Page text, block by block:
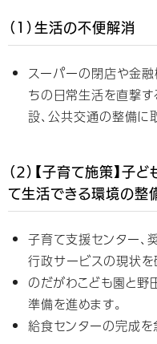
（1）生活の不便解消
スーパーの閉店や金
ちの日常生活を直撃
設、公共交通の整備に
（2）【子育て施策】子
て生活できる環境の整
子育て支援センター、
行政サービスの現状を
のだがわこども園と
準備を進めます。
給食センターの完成を